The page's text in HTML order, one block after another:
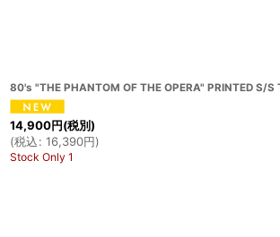
80's "THE PHANTOM OF THE OPERA" PRINTED S/S
14,900円(税別)
(税込: 16,390円)
Stock Only 1